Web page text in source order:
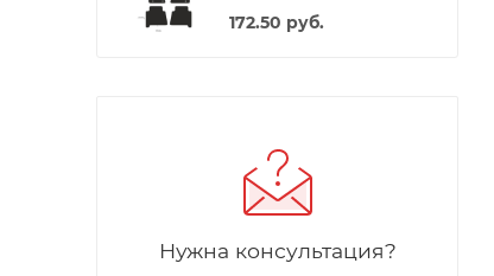
172.50 руб.
Нужна консультация?